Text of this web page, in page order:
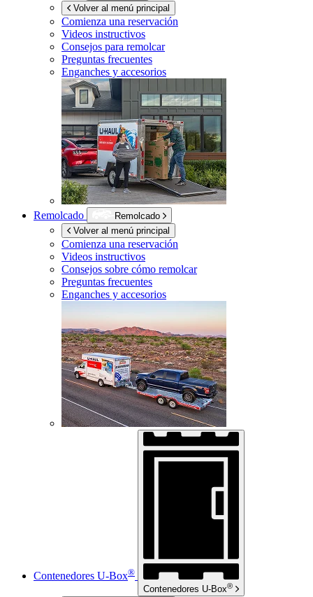
Volver al menú principal
Comienza una reservación
Videos instructivos
Consejos para remolcar
Preguntas frecuentes
Enganches y accesorios
Remolcado
Remolcado
Volver al menú principal
Comienza una reservación
Videos instructivos
Consejos sobre cómo remolcar
Preguntas frecuentes
Enganches y accesorios
Contenedores U-Box®
Contenedores U-Box®